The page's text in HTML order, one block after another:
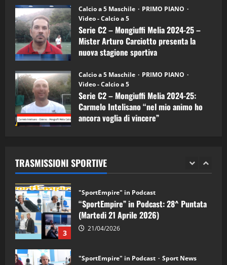
Calcio a 5 Maschile
PRIMO PIANO
Video - Calcio a 5
Serie C2 – Mongiuffi Melia 2024-25 –
Mister Arturo Carciotto presenta la
nuova stagione sportiva
Calcio a 5 Maschile
PRIMO PIANO
Video - Calcio a 5
Serie C2 – Mongiuffi Melia 2024-25:
Carmelo Intelisano “nel mio animo ho
ancora voglia di vincere”
TRASMISSIONI SPORTIVE
5
“SportEmpire” in Podcast: 26^ Puntata
(Martedi 07 Aprile 2026)
08/04/2026
1
“SportEmpire” in Podcast: 30^ Puntata
(Martedi 05 Maggio 2026)
08/05/2026
2 28/04/2026
3
"SportEmpire" in Podcast
“SportEmpire” in Podcast: 28^ Puntata
(Martedi 21 Aprile 2026)
21/04/2026
"SportEmpire" in Podcast Sport News